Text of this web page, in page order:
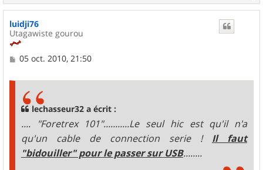
a
u
luidji76
Utagawiste gourou
M
05 oct. 2010, 21:50
lechasseur32 a écrit :
.... "Foretrex 101"...........Le seul hic est qu'il n'a
qu'un cable de connection serie ! Il faut
"bidouiller" pour le passer sur USB........